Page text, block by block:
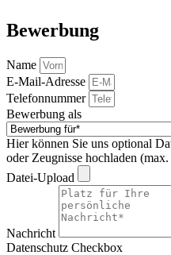
Bewerbung
Name
E-Mail-Adresse
Telefonnummer
Bewerbung als
Hier können Sie uns optional
oder Zeugnisse hochladen
Datei-Upload
Nachricht
Datenschutz Checkbox